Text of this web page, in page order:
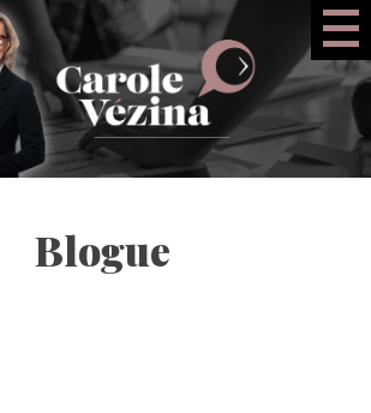
Blogue